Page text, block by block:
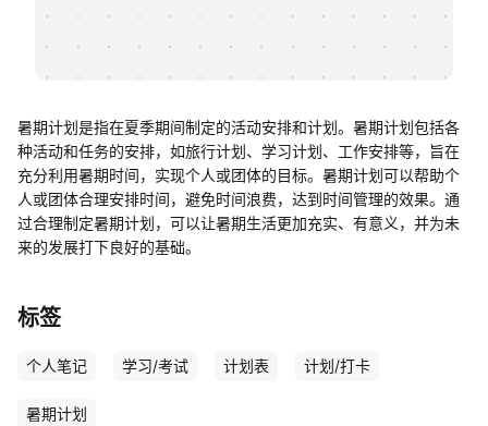
暑期计划是指在夏季期间制定的活动安排和计划。暑期计划包括各
种活动和任务的安排，如旅行计划、学习计划、工作安排等，旨在
充分利用暑期时间，实现个人或团体的目标。暑期计划可以帮助个
人或团体合理安排时间，避免时间浪费，达到时间管理的效果。通
过合理制定暑期计划，可以让暑期生活更加充实、有意义，并为未
来的发展打下良好的基础。
标签
个人笔记 学习/考试 计划表 计划/打卡
暑期计划